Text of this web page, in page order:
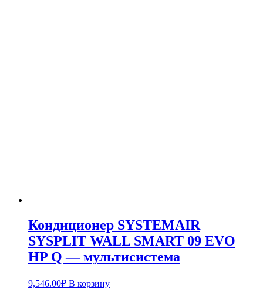
Кондиционер SYSTEMAIR
SYSPLIT WALL SMART 09 EVO
HP Q — мультисистема
9,546.00₽ В корзину